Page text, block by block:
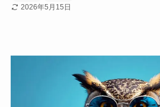
2026年5月15日